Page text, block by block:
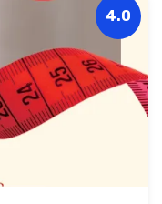
4.0